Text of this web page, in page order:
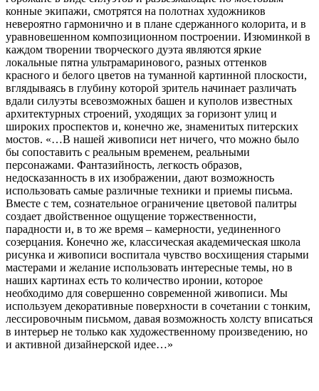
конные экипажи, смотрятся на полотнах художников
невероятно гармонично и в плане сдержанного колорита, и в
уравновешенном композиционном построении. Изюминкой в
каждом творении творческого дуэта являются яркие
локальные пятна ультрамаринового, разных оттенков
красного и белого цветов на туманной картинной плоскости,
вглядываясь в глубину которой зритель начинает различать
вдали силуэты всевозможных башен и куполов известных
архитектурных строений, уходящих за горизонт улиц и
широких проспектов и, конечно же, знаменитых питерских
мостов. «…В нашей живописи нет ничего, что можно было
бы сопоставить с реальным временем, реальными
персонажами. Фантазийность, легкость образов,
недосказанность в их изображении, дают возможность
использовать самые различные техники и приемы письма.
Вместе с тем, сознательное ограничение цветовой палитры
создает двойственное ощущение торжественности,
парадности и, в то же время – камерности, уединенного
созерцания. Конечно же, классическая академическая школа
рисунка и живописи воспитала чувство восхищения старыми
мастерами и желание использовать интересные темы, но в
наших картинах есть то количество иронии, которое
необходимо для совершенно современной живописи. Мы
используем декоративные поверхности в сочетании с тонким,
лессировочным письмом, давая возможность холсту вписаться
в интерьер не только как художественному произведению, но
и активной дизайнерской идее…»